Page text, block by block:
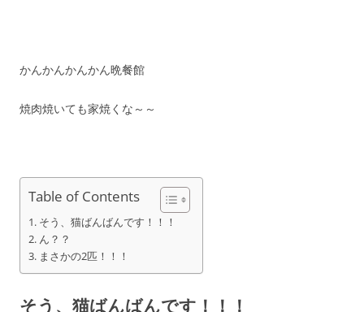
かんかんかんかん晩餐館
焼肉焼いても家焼くな～～
Table of Contents
そう、猫ばんばんです！！！
ん？？
まさかの2匹！！！
そう、猫ばんばんです！！！